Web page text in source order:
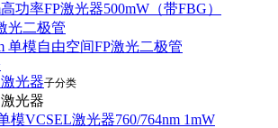
功率FP激光器500mW（带FBG）
光二极管
单模自由空间FP激光二极管
光器子分类
光器
模VCSEL激光器760/764nm 1mW